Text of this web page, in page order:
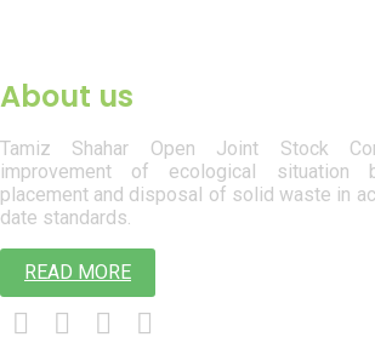
About us
Tamiz Shahar Open Joint Stock
improvement of ecological situation
placement and disposal of solid waste in
date standards.
READ MORE